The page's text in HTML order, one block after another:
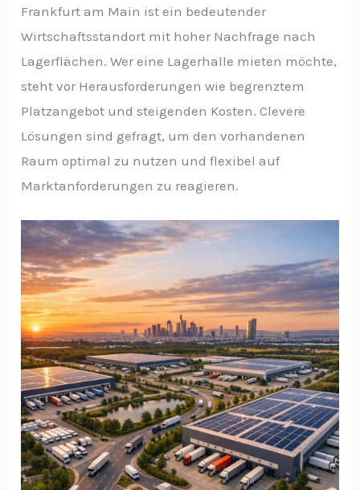
Frankfurt am Main ist ein bedeutender
Wirtschaftsstandort mit hoher Nachfrage nach
Lagerflächen. Wer eine Lagerhalle mieten möchte,
steht vor Herausforderungen wie begrenztem
Platzangebot und steigenden Kosten. Clevere
Lösungen sind gefragt, um den vorhandenen
Raum optimal zu nutzen und flexibel auf
Marktanforderungen zu reagieren.